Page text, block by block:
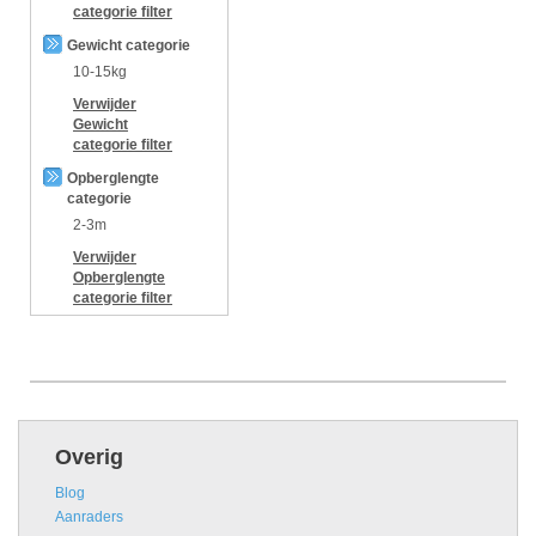
categorie filter
Gewicht categorie
10-15kg
Verwijder
Gewicht
categorie filter
Opberglengte
categorie
2-3m
Verwijder
Opberglengte
categorie filter
Overig
Blog
Aanraders